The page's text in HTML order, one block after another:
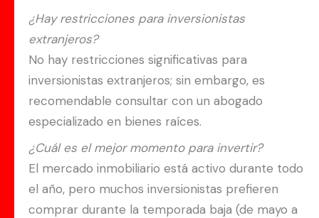
¿Hay restricciones para inversionistas
extranjeros?
No hay restricciones significativas para
inversionistas extranjeros; sin embargo, es
recomendable consultar con un abogado
especializado en bienes raíces.
¿Cuál es el mejor momento para invertir?
El mercado inmobiliario está activo durante todo
el año, pero muchos inversionistas prefieren
comprar durante la temporada baja (de mayo a